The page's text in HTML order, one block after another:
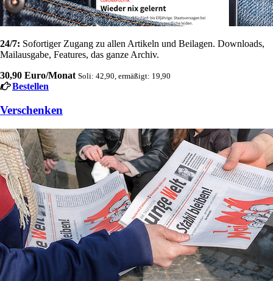
24/7: Sofortiger Zugang zu allen Artikeln und Beilagen. Downloads,
Mailausgabe, Features, das ganze Archiv.
30,90 Euro/Monat Soli: 42,90, ermäßigt: 19,90
Bestellen
Verschenken